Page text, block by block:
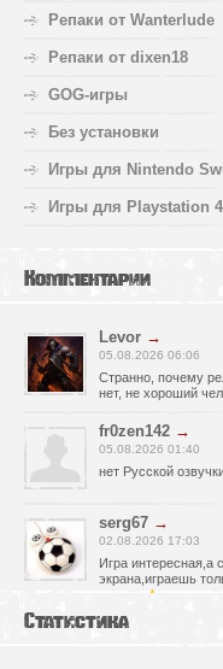
Репаки от Wanterlude
Репаки от dixen18
GOG-игры
Без установки
Игры для Nintendo
Игры для Playstation 4
Комментарии
Levor →
05.08.2026 06:06
Странно, почему
нет, не хороший
fr0zen142 →
05.08.2026 01:40
нет Русской
serg67 →
02.08.2026 17:03
Игра интересная,а
экрана,играешь
Статистика